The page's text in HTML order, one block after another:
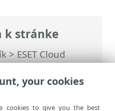
k stránke
>ESET Cloud
v ESET Cloud
> Kontrola
your cookies
cookies to give you the best